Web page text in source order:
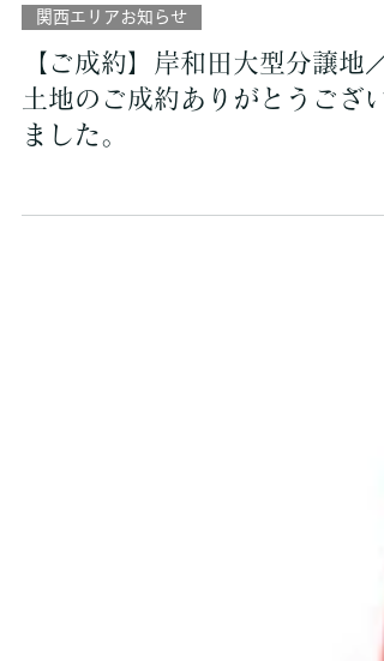
関西エリアお知らせ
【ご成約】岸和田大型分譲地／
ました。